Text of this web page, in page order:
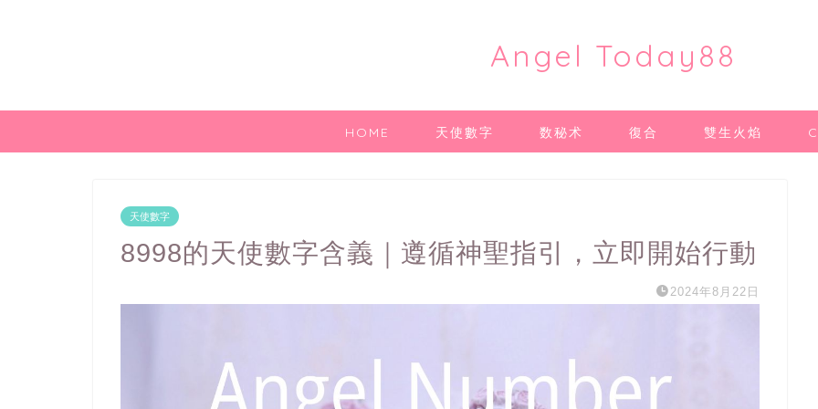
Angel Today88
HOME 天使數字 数秘术 復合 雙生火焰
天使數字
8998的天使數字含義｜遵循神聖指引，立即開始行動
2024年8月22日